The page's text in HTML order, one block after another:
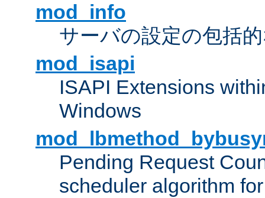
mod_info
サーバの設定の包括
mod_isapi
ISAPI Extensions
Windows
Pending Request
scheduler algorithm for